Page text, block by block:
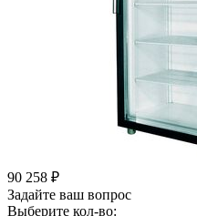
90 258 ₽
Задайте ваш вопрос
Выберите кол-во: